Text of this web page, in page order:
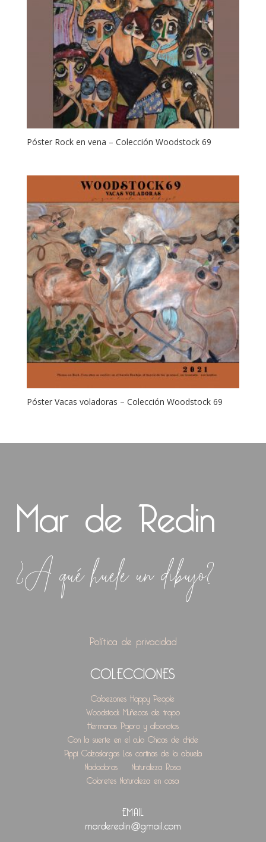
Póster Rock en vena – Colección Woodstock 69
Póster Vacas voladoras – Colección Woodstock 69
Mar de Redin
¿A qué huele un dibujo?
Política de privacidad
COLECCIONES
Cabezones Happy People
WoodstockMuñecas de trapo
HermanasPajoro y alborotos
Con la suerte en el culoChicas de chicle
Pippi CalzaslargasLas cortinas de la abuela
Nadadoras Naturaleza Rosa
Coloretes Naturaleza en casa
EMAIL
marderedin@gmail.com